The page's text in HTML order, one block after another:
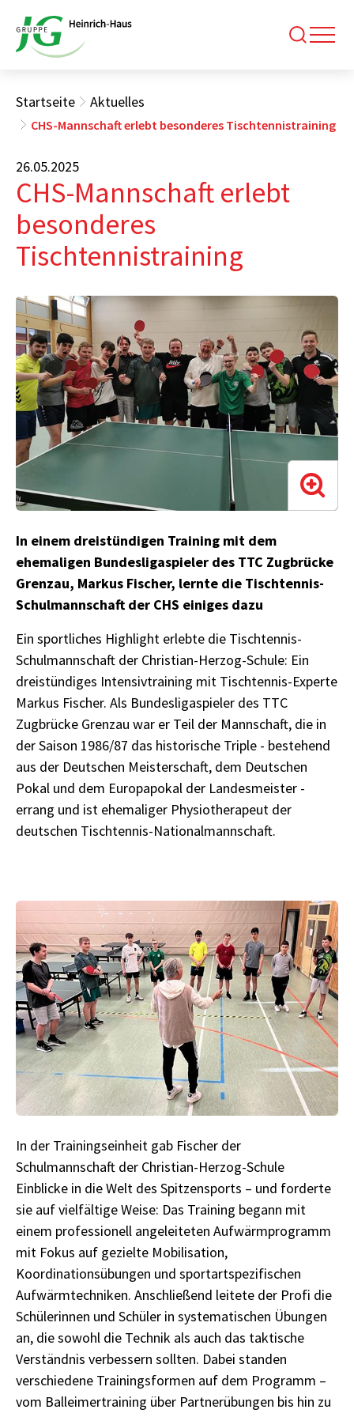
Startseite Aktuelles
CHS-Mannschaft erlebt besonderes Tischtennistraining
26.05.2025
CHS-Mannschaft erlebt
besonderes
Tischtennistraining
In einem dreistündigen Training mit dem
ehemaligen Bundesligaspieler des TTC Zugbrücke
Grenzau, Markus Fischer, lernte die Tischtennis-
Schulmannschaft der CHS einiges dazu
Ein sportliches Highlight erlebte die Tischtennis-
Schulmannschaft der Christian-Herzog-Schule: Ein
dreistündiges Intensivtraining mit Tischtennis-Experte
Markus Fischer. Als Bundesligaspieler des TTC
Zugbrücke Grenzau war er Teil der Mannschaft, die in
der Saison 1986/87 das historische Triple - bestehend
aus der Deutschen Meisterschaft, dem Deutschen
Pokal und dem Europapokal der Landesmeister -
errang und ist ehemaliger Physiotherapeut der
deutschen Tischtennis-Nationalmannschaft.
In der Trainingseinheit gab Fischer der
Schulmannschaft der Christian-Herzog-Schule
Einblicke in die Welt des Spitzensports – und forderte
sie auf vielfältige Weise: Das Training begann mit
einem professionell angeleiteten Aufwärmprogramm
mit Fokus auf gezielte Mobilisation,
Koordinationsübungen und sportartspezifischen
Aufwärmtechniken. Anschließend leitete der Profi die
Schülerinnen und Schüler in systematischen Übungen
an, die sowohl die Technik als auch das taktische
Verständnis verbessern sollten. Dabei standen
verschiedene Trainingsformen auf dem Programm –
vom Balleimertraining über Partnerübungen bis hin zu